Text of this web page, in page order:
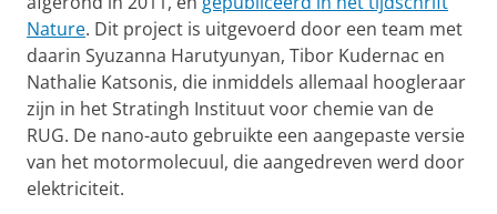
Nature. Dit project is uitgevoerd door een team met
daarin Syuzanna Harutyunyan, Tibor Kudernac en
Nathalie Katsonis, die inmiddels allemaal hoogleraar
zijn in het Stratingh Instituut voor chemie van de
RUG. De nano-auto gebruikte een aangepaste versie
van het motormolecuul, die aangedreven werd door
elektriciteit.